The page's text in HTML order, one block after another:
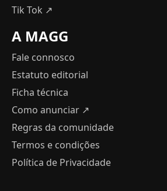
Tik Tok ↗
A MAGG
Fale connosco
Estatuto editorial
Ficha técnica
Como anunciar ↗
Regras da comunidade
Termos e condições
Política de Privacidade